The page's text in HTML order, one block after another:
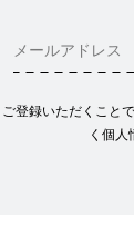
ご登録いただくこと
く個人